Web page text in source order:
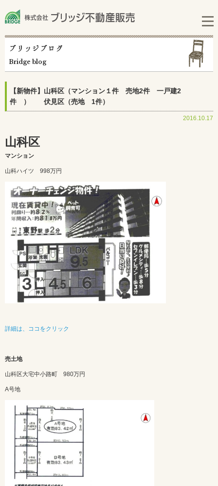
ブリッジブログ
Bridge blog
【新物件】山科区（マンション１件 売地2件 一戸建2
件 ） 伏見区（売地 1件）
2016.10.17
山科区
マンション
山科ハイツ 998万円
詳細は、ココをクリック
売土地
山科区大宅中小路町 980万円
A号地